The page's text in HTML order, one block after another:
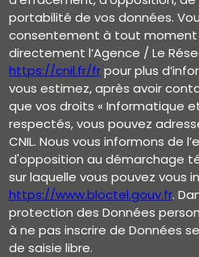
portabilité de vos données.
consentement à tout
directement l’Agence / Le
https://cnil.fr/frpour plus
vous estimez, après avoir
que vos droits « Informatique
respectés, vous pouvez
CNIL. Nous vous informons de
d'opposition au démarchage
sur laquelle vous pouvez vous
https://www.bloctel.gouv.fr.
protection des Données
à ne pas inscrire de Données
de saisie libre.